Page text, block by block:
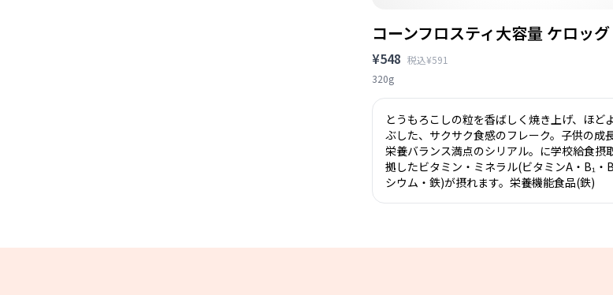
コーンフロスティ大容量 ケロッグ
¥548 税込¥591
320g
とうもろこしの粒を香ばしく焼き上げ、ほど
ぶした、サクサク食感のフレーク。子供の成
栄養バランス満点のシリアル。に学校給食摂
拠したビタミン・ミネラル(ビタミンA・B₁・
シウム・鉄)が摂れます。栄養機能食品(鉄)